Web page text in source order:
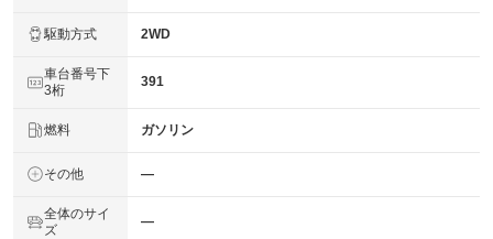
駆動方式 2WD
車台番号下
3桁
391
燃料 ガソリン
その他 ―
全体のサイ
ズ
―